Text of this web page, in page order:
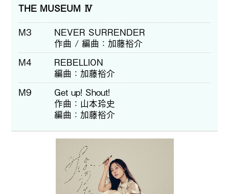
THE MUSEUM Ⅳ
M3
NEVER SURRENDER
作曲 / 編曲
加藤裕介
M4
REBELLION
編曲
加藤裕介
M9
Get up! Shout!
作曲
山本玲史
編曲
加藤裕介